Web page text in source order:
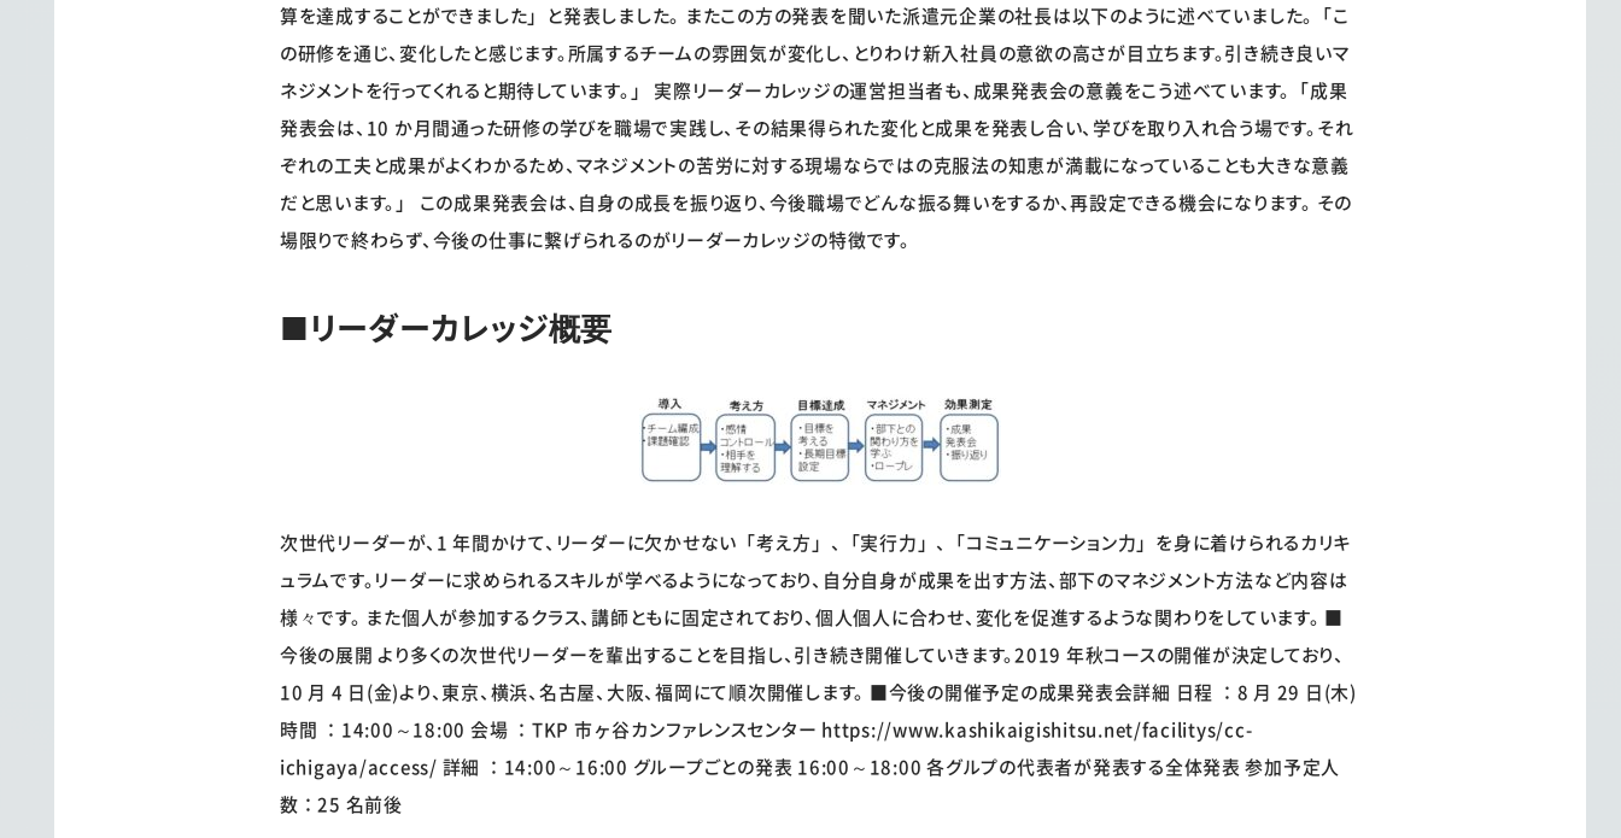
算を達成することができました」と発表しました。 またこの方の発表を聞いた派遣元企業の社長は以下のように述べていました。「こ
の研修を通じ、変化したと感じます。所属するチームの雰囲気が変化し、とりわけ新入社員の意欲の高さが目立ちます。引き続き良いマ
ネジメントを行ってくれると期待しています。」 実際リーダーカレッジの運営担当者も、成果発表会の意義をこう述べています。「成果
発表会は、10 か月間通った研修の学びを職場で実践し、その結果得られた変化と成果を発表し合い、学びを取り入れ合う場です。それ
ぞれの工夫と成果がよくわかるため、マネジメントの苦労に対する現場ならではの克服法の知恵が満載になっていることも大きな意義
だと思います。」 この成果発表会は、自身の成長を振り返り、今後職場でどんな振る舞いをするか、再設定できる機会になります。 その
場限りで終わらず、今後の仕事に繋げられるのがリーダーカレッジの特徴です。
■リーダーカレッジ概要
次世代リーダーが、1 年間かけて、リーダーに欠かせない「考え方」、「実行力」、「コミュニケーション力」を身に着けられるカリキ
ュラムです。リーダーに求められるスキルが学べるようになっており、自分自身が成果を出す方法、部下のマネジメント方法など内容は
様々です。 また個人が参加するクラス、講師ともに固定されており、個人個人に合わせ、変化を促進するような関わりをしています。 ■
今後の展開 より多くの次世代リーダーを輩出することを目指し、引き続き開催していきます。2019 年秋コースの開催が決定しており、
10 月 4 日(金)より、東京、横浜、名古屋、大阪、福岡にて順次開催します。 ■今後の開催予定の成果発表会詳細 日程 ：8 月 29 日(木)
時間 ：14:00～18:00 会場 ：TKP 市ヶ谷カンファレンスセンター https://www.kashikaigishitsu.net/facilitys/cc-
ichigaya/access/ 詳細 ：14:00～16:00 グループごとの発表 16:00～18:00 各グルプの代表者が発表する全体発表 参加予定人
数：25 名前後